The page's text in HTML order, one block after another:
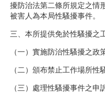
擾防治法第二條所規定之情
被害人為本局性騷擾事件。
三、本所提供免於性騷擾之
（一）實施防治性騷擾之政
（二）頒布禁止工作場所性
（三）處理性騷擾事件之申